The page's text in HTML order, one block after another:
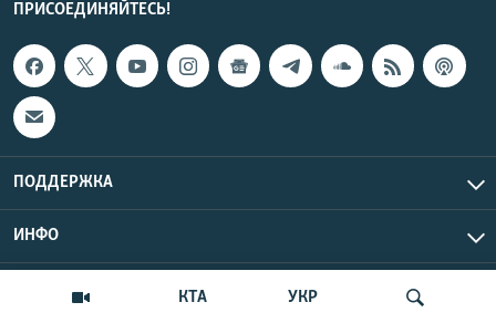
КТА УКР
ПРИСОЕДИНЯЙТЕСЬ!
ПОДДЕРЖКА
ИНФО
Copyright Крым.Реалии, 2026 | Все права защищены.
UTC+3